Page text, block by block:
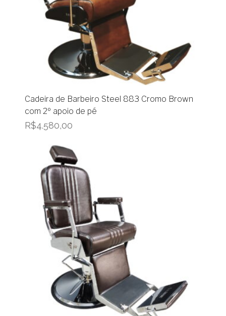
Cadeira de Barbeiro Steel 883 Cromo Brown
com 2º apoio de pé
R$4.580,00